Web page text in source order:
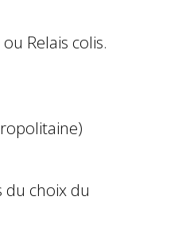
Relais colis.
du choix du